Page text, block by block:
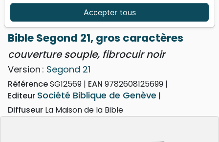
Bible Segond 21, gros caractères - couverture
souple, fibrocuir noir
Bible Segond 21, gros caractères
couverture souple, fibrocuir noir
Version : Segond 21
RéférenceSG12569 EAN 9782608125699
Editeur Société Biblique de Genève
Diffuseur La Maison de la Bible
Accepter tous